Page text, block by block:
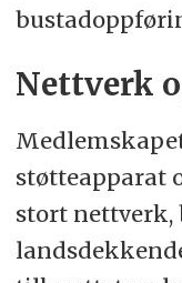
Nettverk
støtteapparat
stort nettverk,